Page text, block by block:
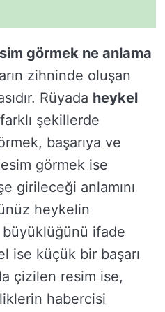
görmek ne anlama
zihninde oluşan
Rüyada heykel
şekillerde
başarıya ve
görmek ise
girileceği anlamını
heykelin
büyüklüğünü ifade
ise küçük bir başarı
çizilen resim ise,
habercisi